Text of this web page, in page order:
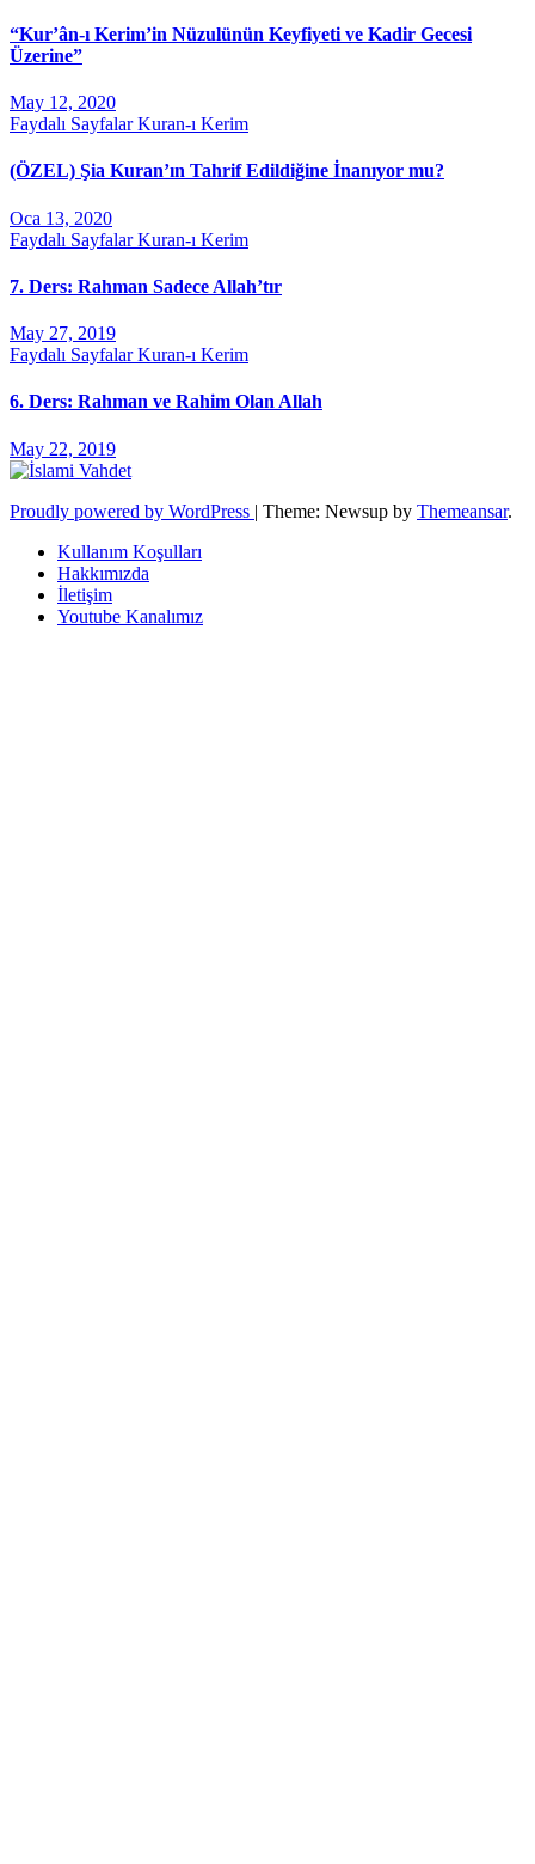
“Kur’ân-ı Kerim’in Nüzulünün Keyfiyeti ve Kadir Gecesi
Üzerine”
May 12, 2020
Faydalı SayfalarKuran-ı Kerim
(ÖZEL) Şia Kuran’ın Tahrif Edildiğine İnanıyor mu?
Oca 13, 2020
Faydalı SayfalarKuran-ı Kerim
7. Ders: Rahman Sadece Allah’tır
May 27, 2019
Faydalı SayfalarKuran-ı Kerim
6. Ders: Rahman ve Rahim Olan Allah
May 22, 2019
Proudly powered by WordPress | Theme: Newsup by Themeansar.
Kullanım Koşulları
Hakkımızda
İletişim
Youtube Kanalımız